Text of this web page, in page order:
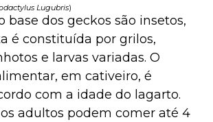
Lugubris)
base dos geckos são insetos,
é constituída por grilos,
e larvas variadas. O
em cativeiro, é
com a idade do lagarto.
adultos podem comer até 4